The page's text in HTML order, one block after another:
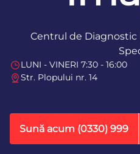
Centrul de
LUNI - VINERI 7:30 - 16:00
Str. Plopului nr. 14
Sună acum (0330) 999